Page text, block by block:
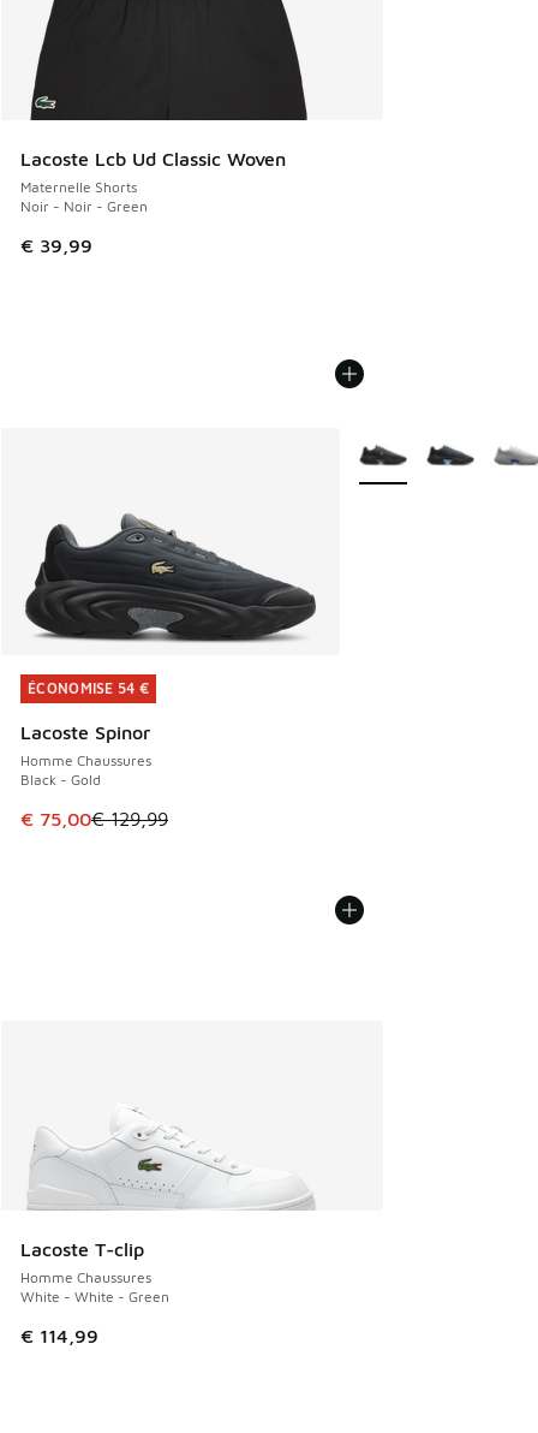
Lacoste Lcb Ud Classic Woven
Maternelle Shorts
Noir - Noir - Green
€ 39,99
ÉCONOMISE 54 €
Lacoste Spinor
Homme Chaussures
Black - Gold
Cet article est en promotion. Prix en baisse de € 129,99 à
€ 75,00€ 129,99
ÉCONOMISE 54 €
Plus de couleurs
Lacoste T-clip
Homme Chaussures
White - White - Green
€ 114,99